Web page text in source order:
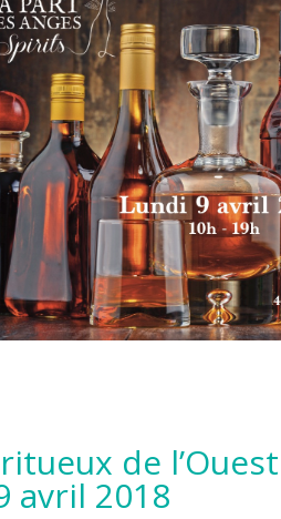
de
avril 2018